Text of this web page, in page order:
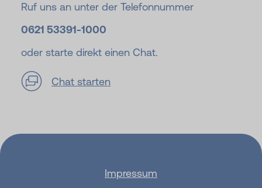
Ruf uns an unter der Telefonnummer
0621 53391-1000
oder starte direkt einen Chat.
Chat starten
Impressum